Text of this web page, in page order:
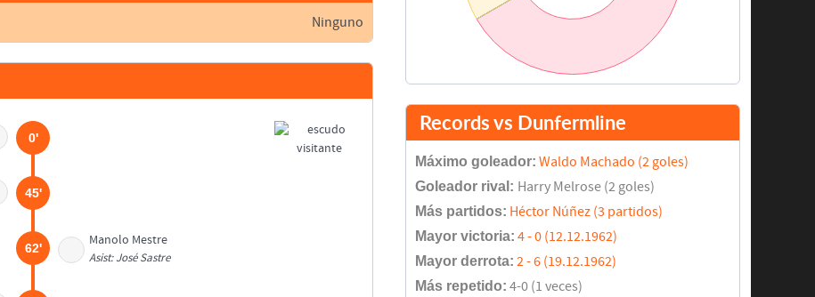
Ninguno
0'
45'
Manolo Mestre
Asist: José Sastre
62'
Records vs Dunfermline
Máximo goleador: Waldo Machado (2 goles)
Goleador rival: Harry Melrose (2 goles)
Más partidos: Héctor Núñez (3 partidos)
Mayor victoria: 4 - 0 (12.12.1962)
Mayor derrota: 2 - 6 (19.12.1962)
Más repetido: 4-0 (1 veces)